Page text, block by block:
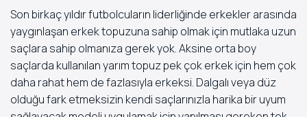
Son birkaç yıldır futbolcuların liderliğinde erkekler arasında
yaygınlaşan erkek topuzuna sahip olmak için mutlaka uzun
saçlara sahip olmanıza gerek yok. Aksine orta boy
saçlarda kullanılan yarım topuz pek çok erkek için hem çok
daha rahat hem de fazlasıyla erkeksi. Dalgalı veya düz
olduğu fark etmeksizin kendi saçlarınızla harika bir uyum